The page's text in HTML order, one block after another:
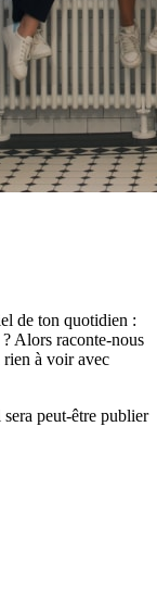
de ton quotidien :
Alors raconte-nous
rien à voir avec
peut-être publier